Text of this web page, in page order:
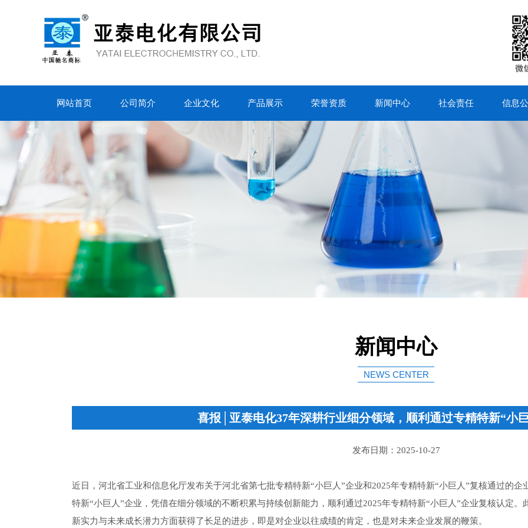
网站首页 公司简介 企业文化 产品展示 荣誉资质 新闻中心 社会责任 信息
新闻中心
NEWS CENTER
喜报│亚泰电化37年深耕行业细分领域，顺利通过专精特新“小
发布日期：2025-10-27
近日，河北省工业和信息化厅发布关于河北省第七批专精特新“小巨人”企业和2025年专精特新“小巨人”复核通过的
特新“小巨人”企业，凭借在细分领域的不断积累与持续创新能力，顺利通过2025年专精特新“小巨人”企业复核认定
新实力与未来成长潜力方面获得了长足的进步，即是对企业以往成绩的肯定，也是对未来企业发展的鞭策。